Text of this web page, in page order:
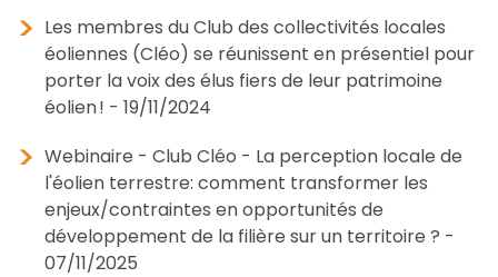
Les membres du Club des collectivités locales
éoliennes (Cléo) se réunissent en présentiel pour
porter la voix des élus fiers de leur patrimoine
éolien ! - 19/11/2024
Webinaire - Club Cléo - La perception locale de
l'éolien terrestre: comment transformer les
enjeux/contraintes en opportunités de
développement de la filière sur un territoire ? -
07/11/2025